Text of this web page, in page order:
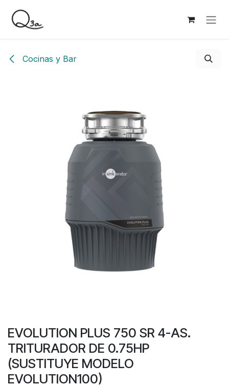
Cocinas y Bar
EVOLUTION PLUS 750 SR 4-AS.
TRITURADOR DE 0.75HP
(SUSTITUYE MODELO
EVOLUTION100)